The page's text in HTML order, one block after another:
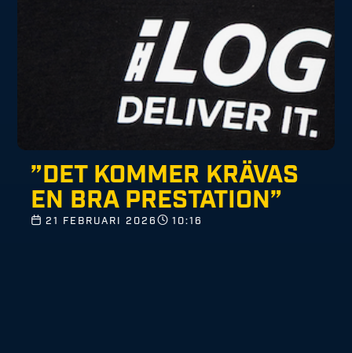
”DET KOMMER KRÄVAS
EN BRA PRESTATION”
21 FEBRUARI 2026 10:16